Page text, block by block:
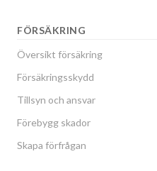
FÖRSÄKRING
Översikt försäkring
Försäkringsskydd
Tillsyn och ansvar
Förebygg skador
Skapa förfrågan